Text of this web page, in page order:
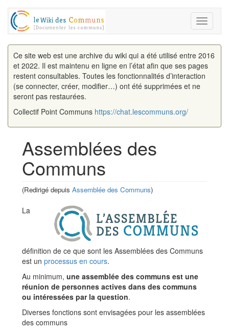
Toggle
Ce site web est une archive du wiki qui a été utilisé entre 2016
et 2022. Il est maintenu en ligne en l’état afin que ses pages
restent consultables. Toutes les fonctionnalités d’interaction
(se connecter, créer, modifier…) ont été supprimées et ne
seront pas restaurées.
Collectif Point Communs https://chat.lescommuns.org/
Assemblées des
Communs
(Redirigé depuis Assemblée des Communs)
La
définition de ce que sont les Assemblées des Communs
est un processus en cours.
Au minimum, une assemblée des communs est une
réunion de personnes actives dans des communs
ou intéressées par la question.
Diverses fonctions sont envisagées pour les assemblées
des communs